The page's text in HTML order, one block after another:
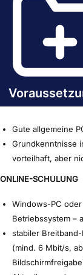
Gute allgemeine
Grundkenntnisse
vorteilhaft, aber
ONLINE-SCHULUNG
Windows-PC
Betriebssystem –
stabiler
(mind. 6 Mbit/s,